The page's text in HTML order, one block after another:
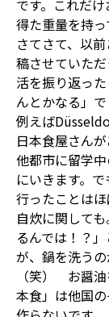
です。これだ
得た重量を持っ
さてさて、以
稿させていた
活を振り返っ
んとかなる」で
例えば
日本食屋さん
他都市に留学
にいきます。
行ったことは
自炊に関して
るんでは！？
が、鍋を洗う
（笑） お醤
本食」は他国